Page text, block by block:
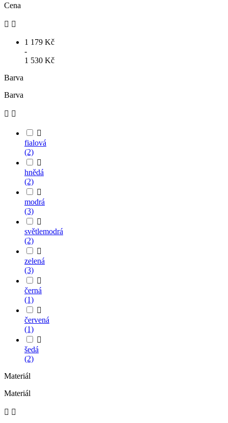
Cena
 
1 179 Kč
-
1 530 Kč
Barva
Barva
 

fialová
(2)

hnědá
(2)

modrá
(3)

světlemodrá
(2)

zelená
(3)

černá
(1)

červená
(1)

šedá
(2)
Materiál
Materiál
 